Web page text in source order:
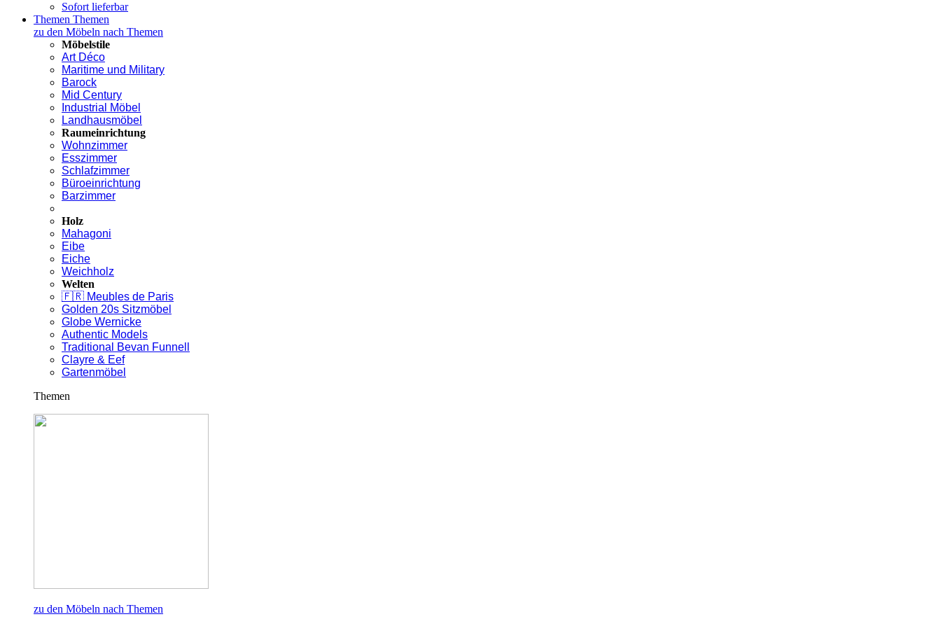
Sofort lieferbar
Themen Themen
zu den Möbeln nach Themen
Möbelstile
Art Déco
Maritime und Military
Barock
Mid Century
Industrial Möbel
Landhausmöbel
Raumeinrichtung
Wohnzimmer
Esszimmer
Schlafzimmer
Büroeinrichtung
Barzimmer
Holz
Mahagoni
Eibe
Eiche
Weichholz
Welten
🇫🇷 Meubles de Paris
Golden 20s Sitzmöbel
Globe Wernicke
Authentic Models
Traditional Bevan Funnell
Clayre & Eef
Gartenmöbel
Themen
zu den Möbeln nach Themen